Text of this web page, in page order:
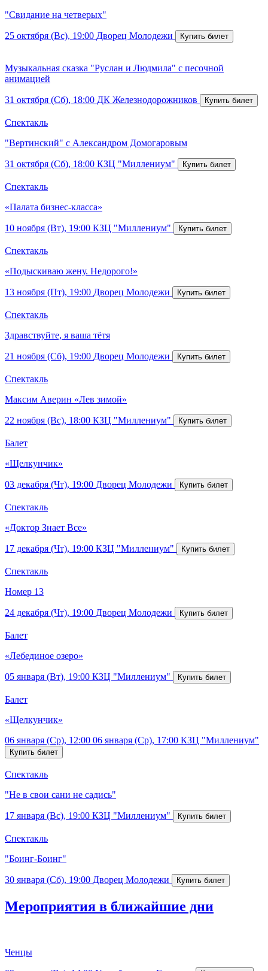
"Свидание на четверых"
25 октября (Вс), 19:00 Дворец Молодежи
Музыкальная сказка "Руслан и Людмила" с песочной
анимацией
31 октября (Сб), 18:00 ДК Железнодорожников
Спектакль
"Вертинский" с Александром Домогаровым
31 октября (Сб), 18:00 КЗЦ "Миллениум"
Спектакль
«Палата бизнес-класса»
10 ноября (Вт), 19:00 КЗЦ "Миллениум"
Спектакль
«Подыскиваю жену. Недорого!»
13 ноября (Пт), 19:00 Дворец Молодежи
Спектакль
Здравствуйте, я ваша тётя
21 ноября (Сб), 19:00 Дворец Молодежи
Спектакль
Максим Аверин «Лев зимой»
22 ноября (Вс), 18:00 КЗЦ "Миллениум"
Балет
«Щелкунчик»
03 декабря (Чт), 19:00 Дворец Молодежи
Спектакль
«Доктор Знает Все»
17 декабря (Чт), 19:00 КЗЦ "Миллениум"
Спектакль
Номер 13
24 декабря (Чт), 19:00 Дворец Молодежи
Балет
«Лебединое озеро»
05 января (Вт), 19:00 КЗЦ "Миллениум"
Балет
«Щелкунчик»
06 января (Ср), 12:00 06 января (Ср), 17:00 КЗЦ "Миллениум"
Спектакль
"Не в свои сани не садись"
17 января (Вс), 19:00 КЗЦ "Миллениум"
Спектакль
"Боинг-Боинг"
30 января (Сб), 19:00 Дворец Молодежи
Мероприятия в ближайшие дни
Ченцы